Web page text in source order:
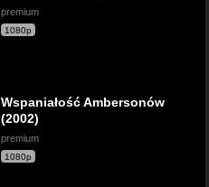
premium
1080p
Wspaniałość Ambersonów
(2002)
premium
1080p